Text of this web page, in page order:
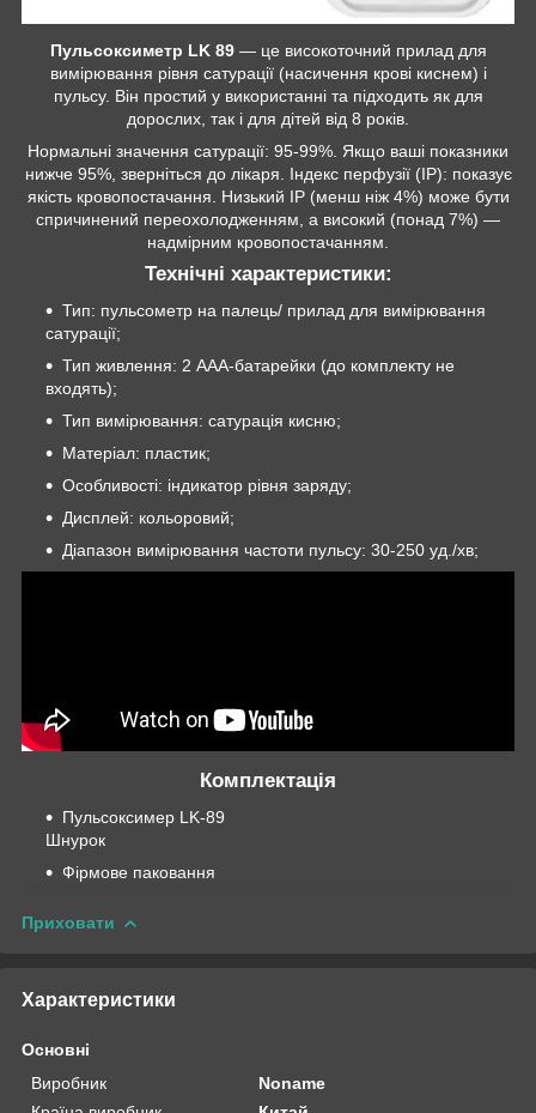
Пульсоксиметр LK 89 — це високоточний прилад для
вимірювання рівня сатурації (насичення крові киснем) і
пульсу. Він простий у використанні та підходить як для
дорослих, так і для дітей від 8 років.
Нормальні значення сатурації: 95-99%. Якщо ваші показники
нижче 95%, зверніться до лікаря. Індекс перфузії (IP): показує
якість кровопостачання. Низький IP (менш ніж 4%) може бути
спричинений переохолодженням, а високий (понад 7%) —
надмірним кровопостачанням.
Технічні характеристики:
Тип: пульсометр на палець/ прилад для вимірювання
сатурації;
Тип живлення: 2 AAA-батарейки (до комплекту не
входять);
Тип вимірювання: сатурація кисню;
Матеріал: пластик;
Особливості: індикатор рівня заряду;
Дисплей: кольоровий;
Діапазон вимірювання частоти пульсу: 30-250 уд./хв;
Комплектація
Пульсоксимер LK-89
Шнурок
Фірмове паковання
Приховати
Характеристики
Основні
Виробник
Noname